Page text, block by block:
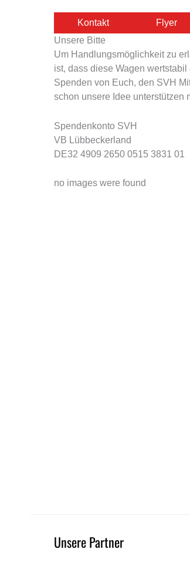
Kontakt
Flyer
Unsere Bitte
Um Handlungsmöglichkeit zu
ist, dass diese Wagen
Spenden von Euch, den SVH
schon unsere Idee unterstützen
Spendenkonto SVH
VB Lübbeckerland
DE32 4909 2650 0515 3831 01
no images were found
Unsere Partner